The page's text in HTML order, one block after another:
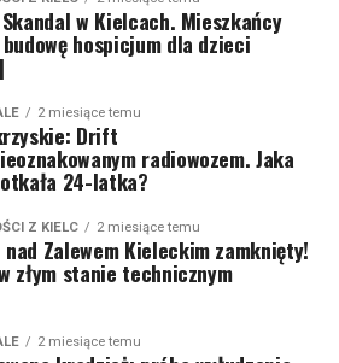
w Kielcach. Mieszkańcy
hospicjum dla dzieci
2 miesiące temu
Drift
radiowozem. Jaka
24-latka?
Z KIELC 2 miesiące temu
nad Zalewem Kieleckim zamknięty!
złym stanie technicznym
2 miesiące temu